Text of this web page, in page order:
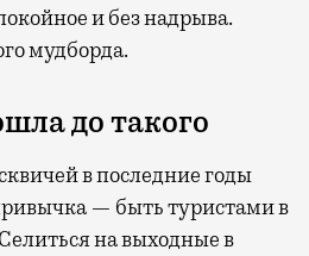
и без надрыва.
мудборда.
до такого
в последние годы
— быть туристами в
на выходные в